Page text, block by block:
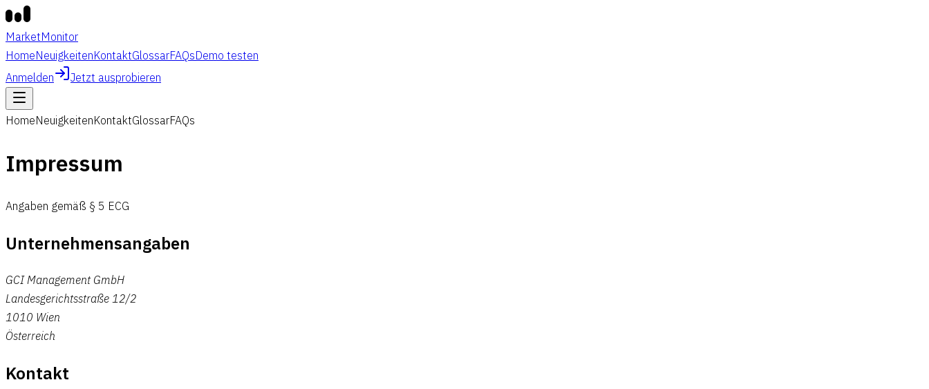
MarketMonitor
HomeNeuigkeitenKontaktGlossarFAQsDemo testen
Anmelden
Jetzt ausprobieren
HomeNeuigkeitenKontaktGlossarFAQs
Impressum
Angaben gemäß § 5 ECG
Unternehmensangaben
GCI Management GmbH
Landesgerichtsstraße 12/2
1010 Wien
Österreich
Kontakt